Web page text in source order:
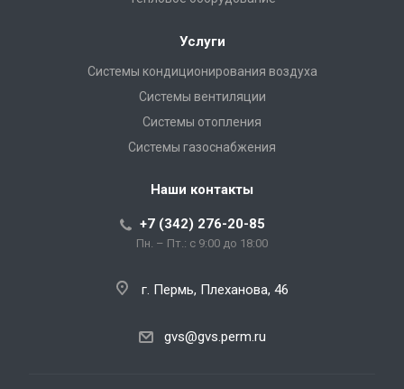
Услуги
Системы кондиционирования воздуха
Системы вентиляции
Системы отопления
Системы газоснабжения
Наши контакты
+7 (342) 276-20-85
Пн. – Пт.: с 9:00 до 18:00
г. Пермь, Плеханова, 46
gvs@gvs.perm.ru